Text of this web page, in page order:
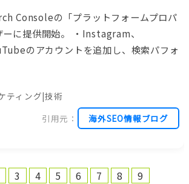
Consoleの「プラットフォームプロパ
に提供開始。 ・Instagram、
のアカウントを追加し、検索パフォ
ティング|技術
引用元：
海外SEO情報ブログ
3 4 5 6 7 8
9